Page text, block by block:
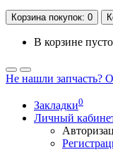
Корзинапокупок: 0
В корзине
Не нашли
Закладки0
Личный